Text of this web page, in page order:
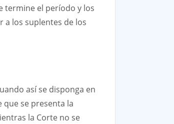
termine el período y los
los suplentes de los
así se disponga en
que se presenta la
la Corte no se